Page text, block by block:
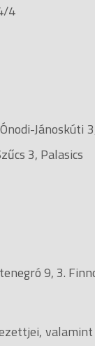
4
Jánoskúti
3, Palasics
9, 3.